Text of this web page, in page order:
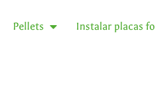
Pellets Instalar placas